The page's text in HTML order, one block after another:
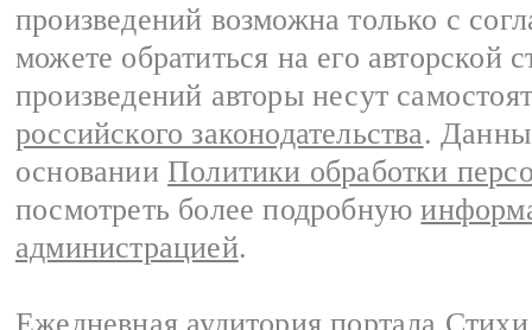
произведений возможна только с
можете обратиться на его авторской
произведений авторы несут
российского законодательства.
основании Политики обработки
посмотреть более подробную
администрацией.
Ежедневная аудитория портала